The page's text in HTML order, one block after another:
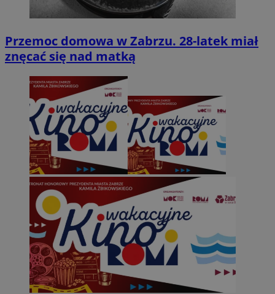
Przemoc domowa w Zabrzu. 28-latek miał
znęcać się nad matką